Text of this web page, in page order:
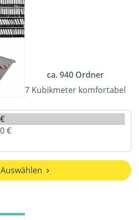
ca. 940 Ordner
7 Kubikmeter komfortabel
Auswählen